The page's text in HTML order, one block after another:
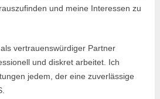
und meine Interessen zu
vertrauenswürdiger Partner
und diskret arbeitet. Ich
jedem, der eine zuverlässige